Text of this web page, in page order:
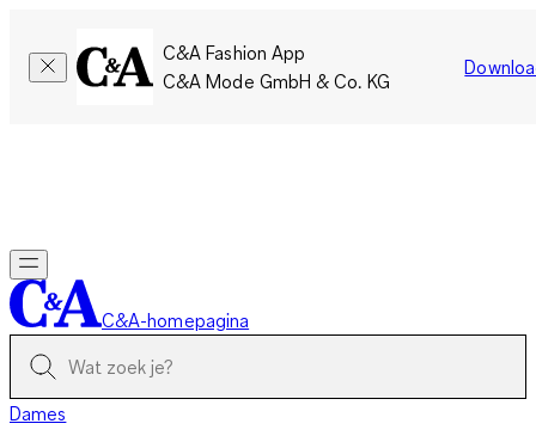
C&A Fashion App
C&A Mode GmbH & Co. KG
C&A-homepagina
Dames